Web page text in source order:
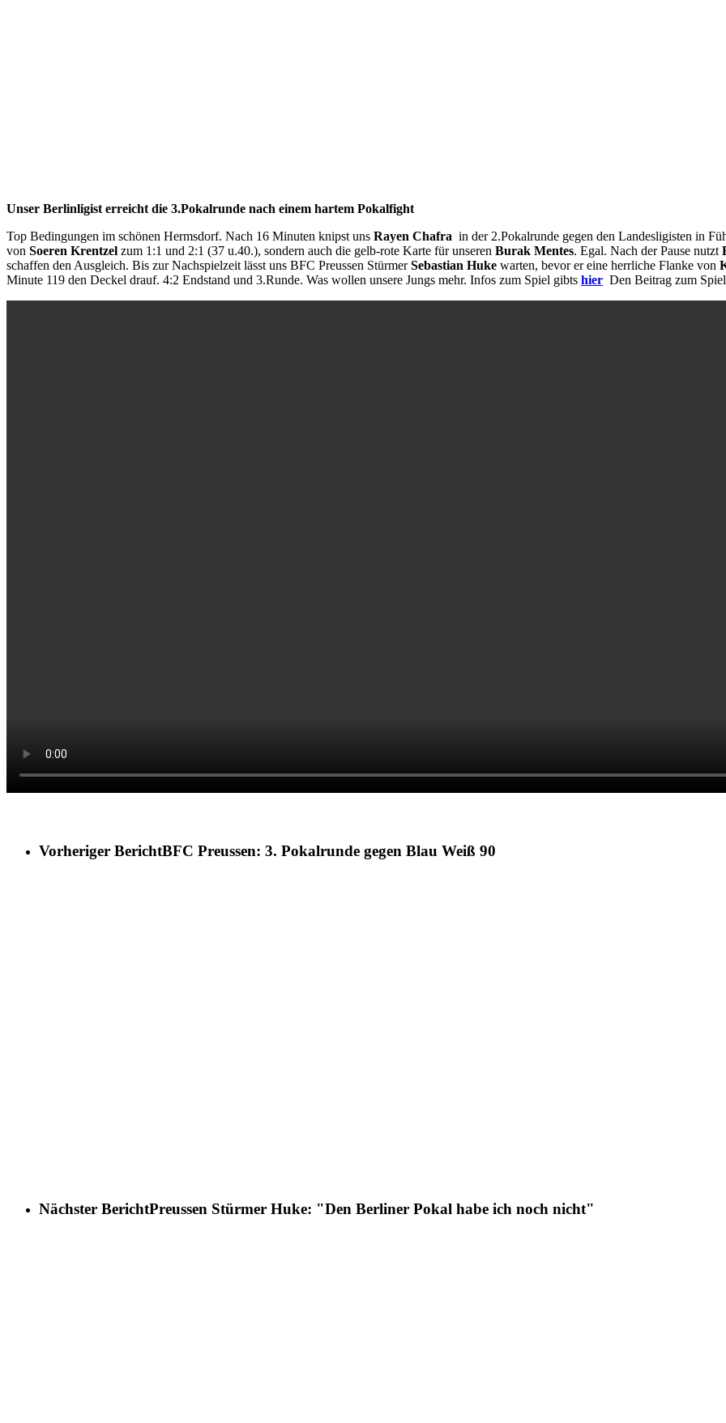
Unser Berlinligist erreicht die 3.Pokalrunde nach einem hartem Pokalfight
Top Bedingungen im schönen Hermsdorf. Nach 16 Minuten knipst uns Rayen Chafra in der 2.Pokalrunde gegen den Landesligisten in
von Soeren Krentzel zum 1:1 und 2:1 (37 u.40.), sondern auch die gelb-rote Karte für unseren Burak Mentes. Egal. Nach der Pause nutzt
schaffen den Ausgleich. Bis zur Nachspielzeit lässt uns BFC Preussen StürmerSebastian Huke warten, bevor er eine herrliche Flanke von
Minute 119 den Deckel drauf. 4:2 Endstand und 3.Runde. Was wollen unsere Jungs mehr. Infos zum Spiel gibts hier Den Beitrag zum
Vorheriger BerichtBFC Preussen: 3. Pokalrunde gegen Blau Weiß 90
Nächster BerichtPreussen Stürmer Huke: "Den Berliner Pokal habe ich noch nicht"